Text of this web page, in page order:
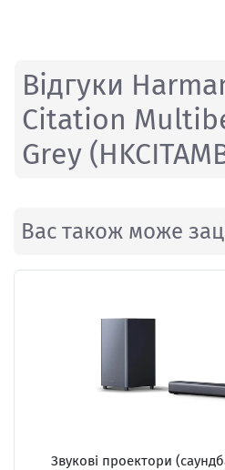
Відгуки
Citation
Grey
Вас також може
Звукові проектори